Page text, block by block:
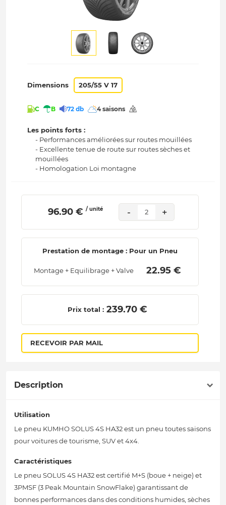
Dimensions 205/55 V 17
C B 72 db 4 saisons
Les points forts :
- Performances améliorées sur routes mouillées
- Excellente tenue de route sur routes sèches et
mouillées
- Homologation Loi montagne
96.90 € / unité - 2 +
Prestation de montage : Pour un Pneu
Montage + Equilibrage + Valve 22.95 €
Prix total : 239.70 €
RECEVOIR PAR MAIL
Description
Utilisation
Le pneu KUMHO SOLUS 4S HA32 est un pneu toutes saisons
pour voitures de tourisme, SUV et 4x4.
Caractéristiques
Le pneu SOLUS 4S HA32 est certifié M+S (boue + neige) et
3PMSF (3 Peak Mountain SnowFlake) garantissant de
bonnes performances dans des conditions humides, sèches